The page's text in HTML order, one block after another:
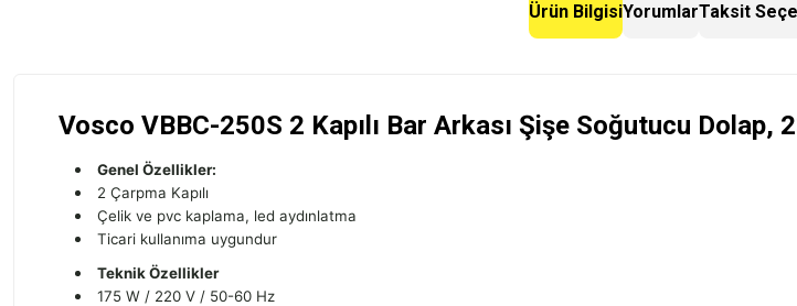
Ürün BilgisiYorumlarTaksit
Vosco VBBC-250S 2 Kapılı Bar Arkası Şişe Soğutucu Dolap,
Genel Özellikler:
2 Çarpma Kapılı
Çelik ve pvc kaplama, led aydınlatma
Ticari kullanıma uygundur
Teknik Özellikler
175 W / 220 V / 50-60 Hz